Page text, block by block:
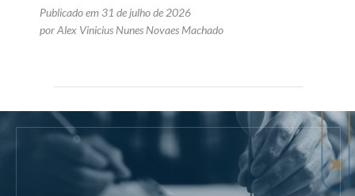
Publicado em 31 de julho de 2026
por Alex Vinicius Nunes Novaes Machado